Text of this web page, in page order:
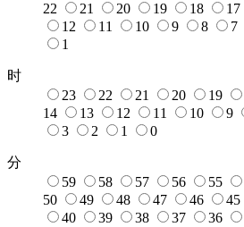
22
21 20 19 18 17
12
11 10 9 8 7
1
时
23
22 21 20 19
14
13 12 11 10 9
3
2 1 0
分
59
58 57 56 55
50
49 48 47 46 45
40
39 38 37 36